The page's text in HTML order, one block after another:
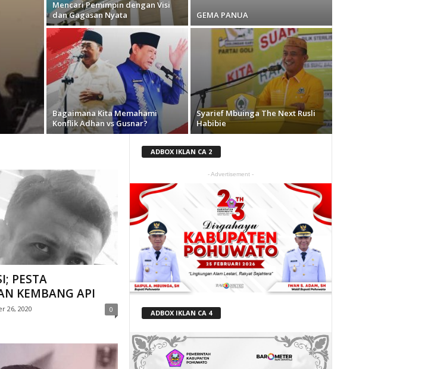
Mencari Pemimpin dengan Visi
dan Gagasan Nyata
GEMA PANUA
Bagaimana Kita Memahami
Konflik Adhan vs Gusnar?
Syarief Mbuinga The Next Rusli
Habibie
PESTA
KEMBANG API
26, 2020 0
ADBOX IKLAN CA 2
- Advertisement -
ADBOX IKLAN CA 4